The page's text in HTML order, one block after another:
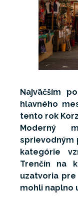
Najväčším
hlavného
tento rok
Moderný
sprievodným
kategórie
Trenčín na
uzatvoria
mohli naplno